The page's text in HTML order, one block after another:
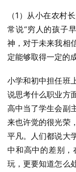
（1）从小在农村
常说“穷人的孩子
神，对于未来我相
定能够取得一定的成
小学和初中担任班
说思考什么职业方
高中当了学生会副
来也许觉的很光荣
平凡。人们都说大
中和高中的差别
玩，更要知道怎么